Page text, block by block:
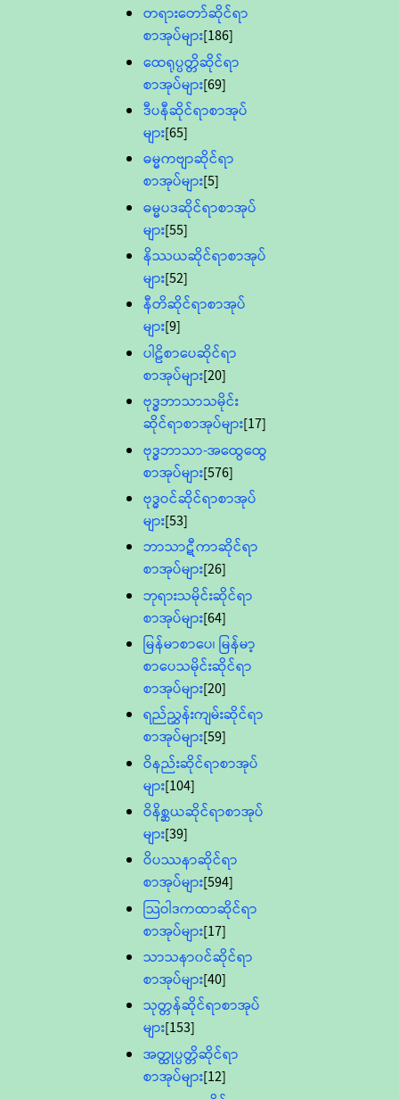
တရားတော်ဆိုင်ရာ
စာအုပ်များ[186]
ထေရုပ္ပတ္တိဆိုင်ရာ
စာအုပ်များ[69]
ဒီပနီဆိုင်ရာစာအုပ်
များ[65]
ဓမ္မကဗျာဆိုင်ရာ
စာအုပ်များ[5]
ဓမ္မပဒဆိုင်ရာစာအုပ်
များ[55]
နိဿယဆိုင်ရာစာအုပ်
များ[52]
နီတိဆိုင်ရာစာအုပ်
များ[9]
ပါဠိစာပေဆိုင်ရာ
စာအုပ်များ[20]
ဗုဒ္ဓဘာသာသမိုင်း
ဆိုင်ရာစာအုပ်များ[17]
ဗုဒ္ဓဘာသာ-အထွေထွေ
စာအုပ်များ[576]
ဗုဒ္ဓဝင်ဆိုင်ရာစာအုပ်
များ[53]
ဘာသာဋီကာဆိုင်ရာ
စာအုပ်များ[26]
ဘုရားသမိုင်းဆိုင်ရာ
စာအုပ်များ[64]
မြန်မာစာပေ၊ မြန်မာ့
စာပေသမိုင်းဆိုင်ရာ
စာအုပ်များ[20]
ရည်ညွှန်းကျမ်းဆိုင်ရာ
စာအုပ်များ[59]
ဝိနည်းဆိုင်ရာစာအုပ်
များ[104]
ဝိနိစ္ဆယဆိုင်ရာစာအုပ်
များ[39]
ဝိပဿနာဆိုင်ရာ
စာအုပ်များ[594]
သြဝါဒကထာဆိုင်ရာ
စာအုပ်များ[17]
သာသနာ၀င်ဆိုင်ရာ
စာအုပ်များ[40]
သုတ္တန်ဆိုင်ရာစာအုပ်
များ[153]
အတ္ထုပ္ပတ္တိဆိုင်ရာ
စာအုပ်များ[12]